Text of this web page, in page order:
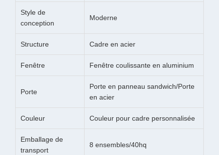
Style de
conception
Moderne
Structure Cadre en acier
Fenêtre Fenêtre coulissante en aluminium
Porte
Porte en panneau sandwich/Porte
en acier
Couleur Couleur pour cadre personnalisée
Emballage de
transport
8 ensembles/40hq